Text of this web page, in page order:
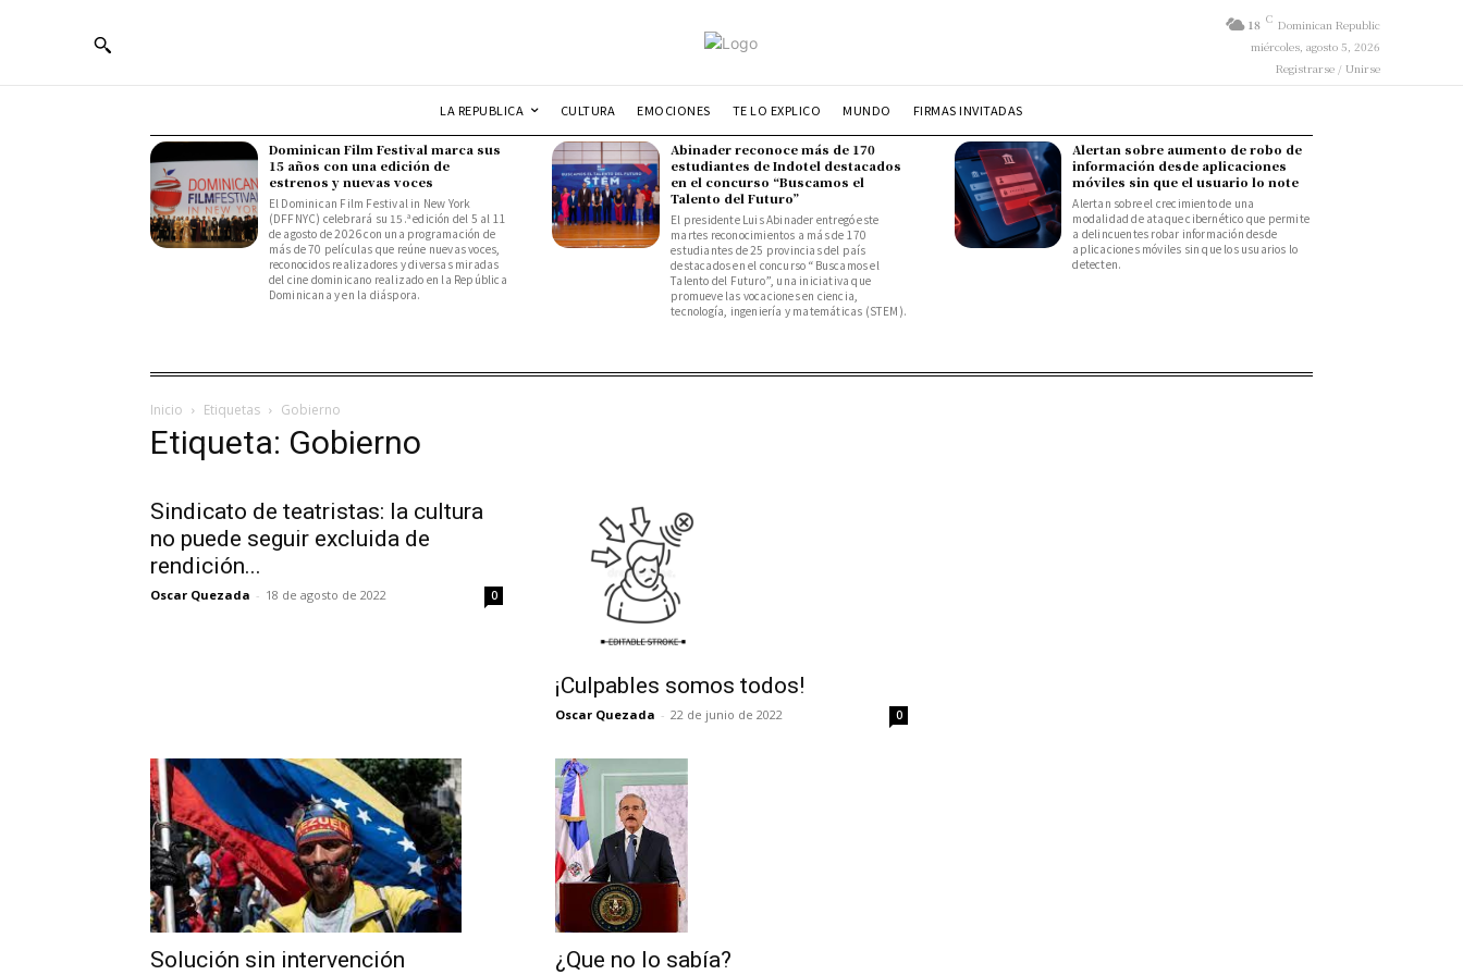
18 C Dominican Republic
miércoles, agosto 5, 2026
Registrarse / Unirse
LA REPUBLICA CULTURA EMOCIONES TE LO EXPLICO MUNDO FIRMAS INVITADAS
Dominican Film Festival marca sus
15 años con una edición de
estrenos y nuevas voces
El Dominican Film Festival in New York
(DFFNYC) celebrará su 15.ª edición del 5 al 11
de agosto de 2026 con una programación de
más de 70 películas que reúne nuevas voces,
reconocidos realizadores y diversas miradas
del cine dominicano realizado en la República
Dominicana y en la diáspora.
Abinader reconoce más de 170
estudiantes de Indotel destacados
en el concurso “Buscamos el
Talento del Futuro”
El presidente Luis Abinader entregó este
martes reconocimientos a más de 170
estudiantes de 25 provincias del país
destacados en el concurso “Buscamos el
Talento del Futuro”, una iniciativa que
promueve las vocaciones en ciencia,
tecnología, ingeniería y matemáticas (STEM).
Alertan sobre aumento de robo de
información desde aplicaciones
móviles sin que el usuario lo note
Alertan sobre el crecimiento de una
modalidad de ataque cibernético que permite
a delincuentes robar información desde
aplicaciones móviles sin que los usuarios lo
detecten.
Inicio Etiquetas Gobierno
Etiqueta: Gobierno
Sindicato de teatristas: la cultura
no puede seguir excluida de
rendición...
Oscar Quezada - 18 de agosto de 2022 0
¡Culpables somos todos!
Oscar Quezada - 22 de junio de 2022 0
Solución sin intervención ¿Que no lo sabía?